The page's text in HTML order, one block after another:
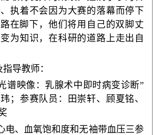
执着不会因为大赛的落幕而停下
在脚下，他们将用自己的双脚丈
为知识，在科研的道路上走出自
导教师：
谱映像：乳腺术中即时病变诊断”
；参赛队员：田崇轩、顾夏铭、
电、血氧饱和度和无袖带血压三参